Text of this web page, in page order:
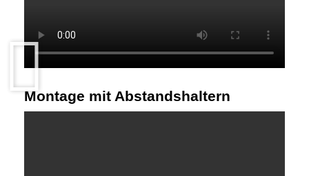
Montage mit Abstandshaltern